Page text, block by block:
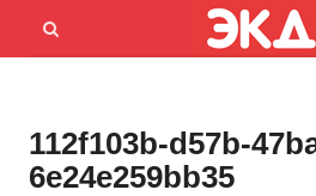
Menu
Открыть
112f103b-d57b-
6e24e259bb35